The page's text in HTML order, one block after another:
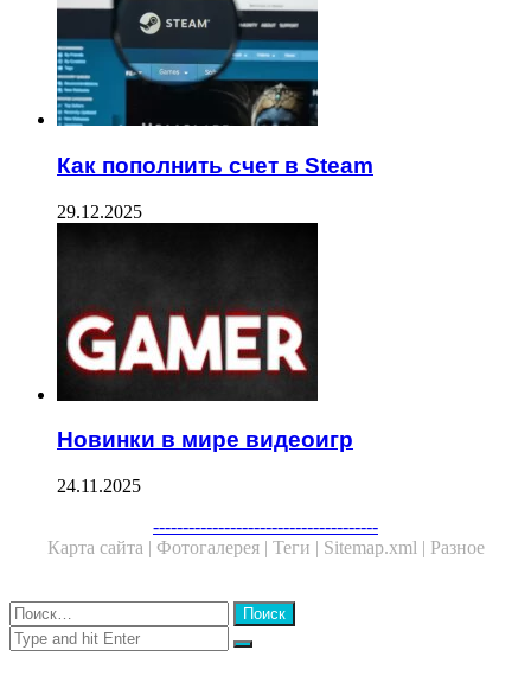
Как пополнить счет в Steam
29.12.2025
Новинки в мире видеоигр
24.11.2025
--------------------------------------
Карта сайта | Фотогалерея | Теги | Sitemap.xml | Разное
Close
Найти:
Close
Search